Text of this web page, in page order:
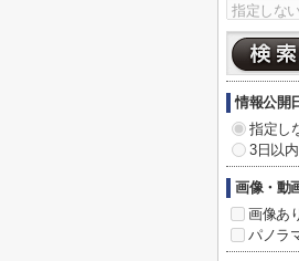
情報公開
指定し
3日以内
画像・動
画像あ
パノラ